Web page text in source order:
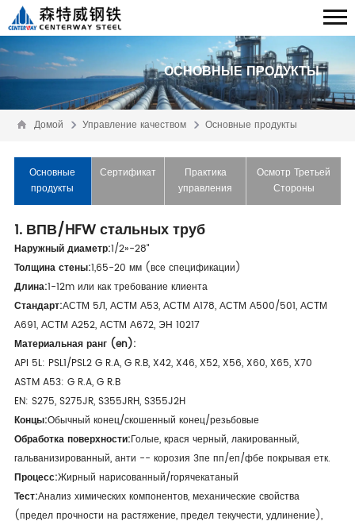
ОСНОВНЫЕ ПРОДУКТЫ
Домой Управление качеством Основные продукты
Основные
продукты
Сертификат
Практика
управления
Осмотр Третьей
Стороны
1. ВПВ/HFW стальных труб
Наружный диаметр:1/2»-28"
Толщина стены:1,65-20 мм (все спецификации)
Длина:1-12m или как требование клиента
Стандарт:АСТМ 5Л, АСТМ А53, АСТМ А178, АСТМ А500/501, АСТМ
А691, АСТМ А252, АСТМ А672, ЭН 10217
Материальная ранг (en):
API 5L: PSL1/PSL2 G R.A, G R.B, X42, X46, X52, X56, X60, X65, X70
ASTM A53: G R.A, G R.B
EN: S275, S275JR, S355JRH, S355J2H
Концы:Обычный конец/скошенный конец/резьбовые
Обработка поверхности:Голые, крася черный, лакированный,
гальванизированный, анти -- корозия 3пе пп/еп/фбе покрывая етк.
Процесс:Жирный нарисованный/горячекатаный
Тест:Анализ химических компонентов, механические свойства
(предел прочности на растяжение, предел текучести, удлинение),